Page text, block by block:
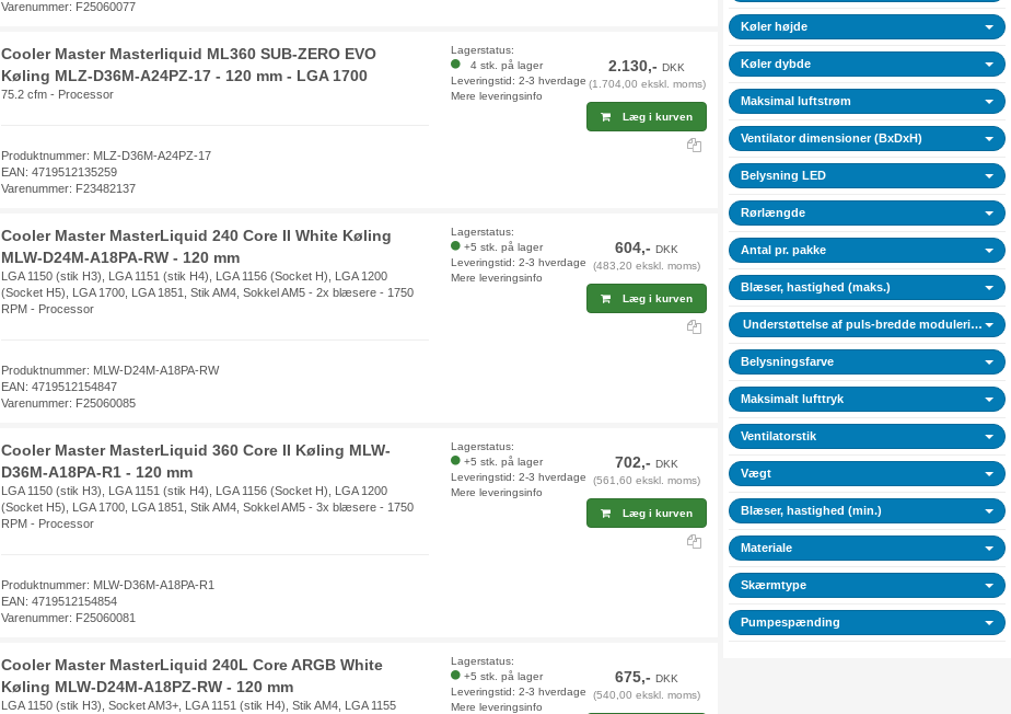
Køler højde
Køler dybde
Maksimal luftstrøm
Ventilator dimensioner (BxDxH)
Belysning LED
Rørlængde
Antal pr. pakke
Blæser, hastighed (maks.)
Understøttelse af puls-bredde modulering
Belysningsfarve
Maksimalt lufttryk
Ventilatorstik
Vægt
Blæser, hastighed (min.)
Materiale
Skærmtype
Pumpespænding
Varenummer: F25060077
Cooler Master Masterliquid ML360 SUB-ZERO EVO
Køling MLZ-D36M-A24PZ-17 - 120 mm - LGA 1700
75.2 cfm - Processor
Produktnummer: MLZ-D36M-A24PZ-17
EAN: 4719512135259
Varenummer: F23482137
Lagerstatus:
4 stk. på lager
Leveringstid: 2-3 hverdage
Mere leveringsinfo
2.130,-DKK
(1.704,00 ekskl. moms)
Læg i kurven
Cooler Master MasterLiquid 240 Core II White Køling
MLW-D24M-A18PA-RW - 120 mm
LGA 1150 (stik H3), LGA 1151 (stik H4), LGA 1156 (Socket H), LGA 1200
(Socket H5), LGA 1700, LGA 1851, Stik AM4, Sokkel AM5 - 2x blæsere - 1750
RPM - Processor
Produktnummer: MLW-D24M-A18PA-RW
EAN: 4719512154847
Varenummer: F25060085
Lagerstatus:
+5 stk. på lager
Leveringstid: 2-3 hverdage
Mere leveringsinfo
604,-DKK
(483,20 ekskl. moms)
Læg i kurven
Cooler Master MasterLiquid 360 Core II Køling MLW-
D36M-A18PA-R1 - 120 mm
LGA 1150 (stik H3), LGA 1151 (stik H4), LGA 1156 (Socket H), LGA 1200
(Socket H5), LGA 1700, LGA 1851, Stik AM4, Sokkel AM5 - 3x blæsere - 1750
RPM - Processor
Produktnummer: MLW-D36M-A18PA-R1
EAN: 4719512154854
Varenummer: F25060081
Lagerstatus:
+5 stk. på lager
Leveringstid: 2-3 hverdage
Mere leveringsinfo
702,-DKK
(561,60 ekskl. moms)
Læg i kurven
Cooler Master MasterLiquid 240L Core ARGB White
Køling MLW-D24M-A18PZ-RW - 120 mm
LGA 1150 (stik H3), Socket AM3+, LGA 1151 (stik H4), Stik AM4, LGA 1155
Lagerstatus:
+5 stk. på lager
Leveringstid: 2-3 hverdage
Mere leveringsinfo
675,-DKK
(540,00 ekskl. moms)